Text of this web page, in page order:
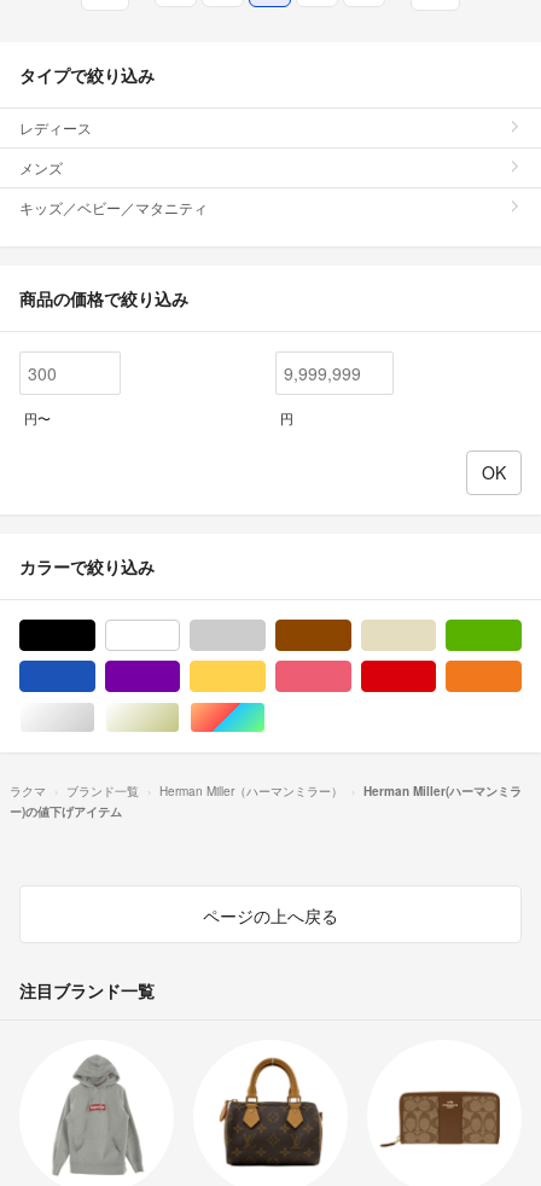
タイプで絞り込み
レディース
メンズ
キッズ／ベビー／マタニティ
商品の価格で絞り込み
円〜 円
カラーで絞り込み
シルバー/銀色系ゴールド/金色系マルチカラー
ラクマ ブランド一覧 Herman Miller（ハーマンミラー）
Herman Miller(ハーマンミラ
ー)の値下げアイテム
ページの上へ戻る
注目ブランド一覧